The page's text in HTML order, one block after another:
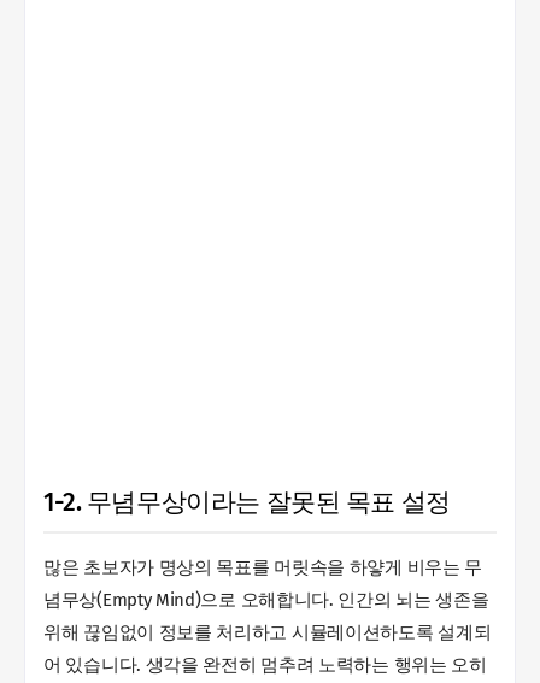
1-2. 무념무상이라는 잘못된 목표 설정
많은 초보자가 명상의 목표를 머릿속을 하얗게 비우는 무
념무상(Empty Mind)으로 오해합니다. 인간의 뇌는 생존을
위해 끊임없이 정보를 처리하고 시뮬레이션하도록 설계되
어 있습니다. 생각을 완전히 멈추려 노력하는 행위는 오히